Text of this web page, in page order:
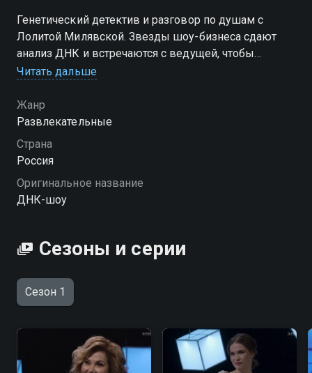
Генетический детектив и разговор по душам с
Лолитой Милявской. Звезды шоу-бизнеса сдают
анализ ДНК и встречаются с ведущей, чтобы
обсудить результаты теста. Их ждет не просто
боялись услышать, и откровения, про которые они
не готовы были говорить. То, что они сами никогда
не расскажут, расскажут их гены.
можете совершенно бесплатно в хорошем HD
качестве на Смотрёшке
Читать дальше
Жанр
Развлекательные
Страна
Россия
Оригинальное название
ДНК-шоу
Сезоны и серии
Сезон 1